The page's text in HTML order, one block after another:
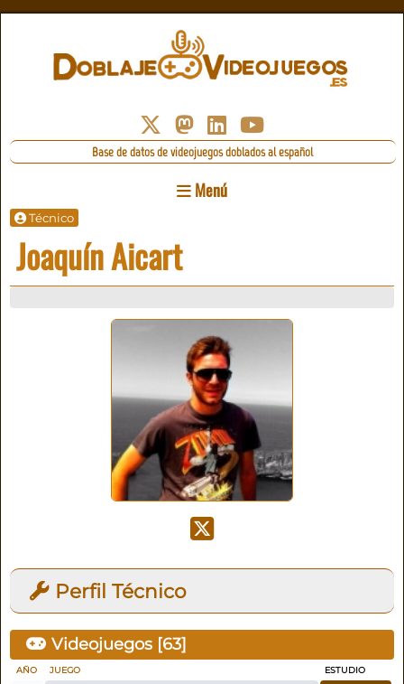
Base de datos de videojuegos doblados al español
Menú
Técnico
Joaquín Aicart
Perfil Técnico
Videojuegos [63]
AÑO JUEGO ESTUDIO